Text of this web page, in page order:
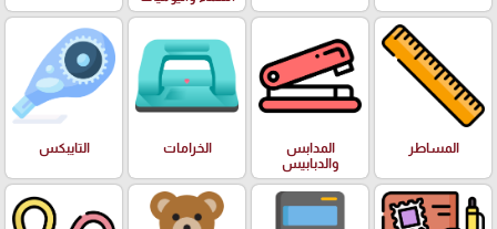
المساطر
المدابس
والدبابيس
الخرامات التايبكس